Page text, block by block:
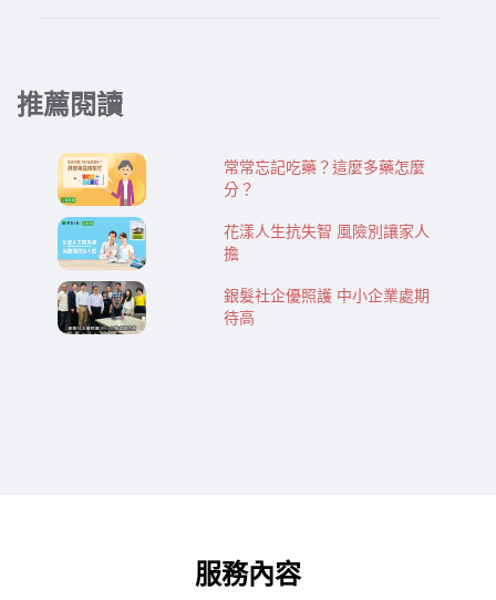
推薦閱讀
常常忘記吃藥？這麼多藥怎麼
分？
花漾人生抗失智 風險別讓家人
擔
銀髮社企優照護 中小企業處期
待高
服務內容